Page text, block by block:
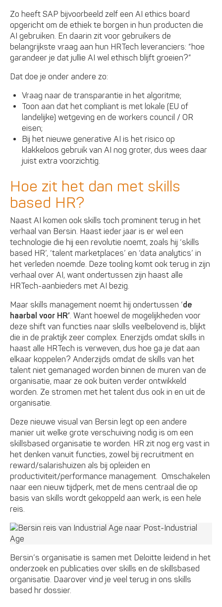
Zo heeft SAP bijvoorbeeld zelf een AI ethics board
opgericht om de ethiek te borgen in hun producten die
AI gebruiken. En daarin zit voor gebruikers de
belangrijkste vraag aan hun HRTech leveranciers: “hoe
garandeer je dat jullie AI wel ethisch blijft groeien?”
Dat doe je onder andere zo:
Vraag naar de transparantie in het algoritme;
Toon aan dat het compliant is met lokale (EU of
landelijke) wetgeving en de workers council / OR
eisen;
Bij het nieuwe generative AI is het risico op
klakkeloos gebruik van AI nog groter, dus wees daar
juist extra voorzichtig.
Hoe zit het dan met skills
based HR?
Naast AI komen ook skills toch prominent terug in het
verhaal van Bersin. Haast ieder jaar is er wel een
technologie die hij een revolutie noemt, zoals hij ‘skills
based HR’, ‘talent marketplaces’ en ‘data analytics’ in
het verleden noemde. Deze tooling komt ook terug in zijn
verhaal over AI, want ondertussen zijn haast alle
HRTech-aanbieders met AI bezig.
Maar skills management noemt hij ondertussen ‘de
haarbal voor HR’. Want hoewel de mogelijkheden voor
deze shift van functies naar skills veelbelovend is, blijkt
die in de praktijk zeer complex. Enerzijds omdat skills in
haast alle HRTech is verweven, dus hoe ga je dat aan
elkaar koppelen? Anderzijds omdat de skills van het
talent niet gemanaged worden binnen de muren van de
organisatie, maar ze ook buiten verder ontwikkeld
worden. Ze stromen met het talent dus ook in en uit de
organisatie.
Deze nieuwe visual van Bersin legt op een andere
manier uit welke grote verschuiving nodig is om een
skillsbased organisatie te worden. HR zit nog erg vast in
het denken vanuit functies, zowel bij recruitment en
reward/salarishuizen als bij opleiden en
productiviteit/performance management. Omschakelen
naar een nieuw tijdperk, met de mens centraal die op
basis van skills wordt gekoppeld aan werk, is een hele
reis.
Bersin’s organisatie is samen met Deloitte leidend in het
onderzoek en publicaties over skills en de skillsbased
organisatie. Daarover vind je veel terug in ons skills
based hr dossier.